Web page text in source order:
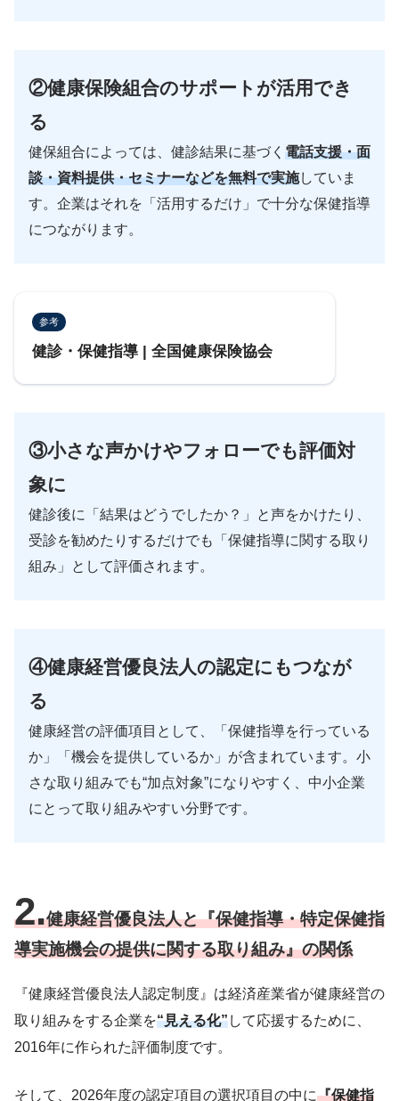
②健康保険組合のサポートが活用でき
る
健保組合によっては、健診結果に基づく 電話支援・面
談・資料提供・セミナーなどを無料で実施していま
す。企業はそれを「活用するだけ」で十分な保健指導
につながります。
参考
健診・保健指導 | 全国健康保険協会
③小さな声かけやフォローでも評価対
象に
健診後に「結果はどうでしたか？」と声をかけたり、
受診を勧めたりするだけでも「保健指導に関する取り
組み」として評価されます。
④健康経営優良法人の認定にもつなが
る
健康経営の評価項目として、「保健指導を行っている
か」「機会を提供しているか」が含まれています。小
さな取り組みでも“加点対象”になりやすく、中小企業
にとって取り組みやすい分野です。
2.健康経営優良法人と『保健指導・特定保健指
導実施機会の提供に関する取り組み』の関係
『健康経営優良法人認定制度』は経済産業省が健康経営の
取り組みをする企業を“見える化”して応援するために、
2016年に作られた評価制度です。
そして、2026年度の認定項目の選択項目の中に『保健指